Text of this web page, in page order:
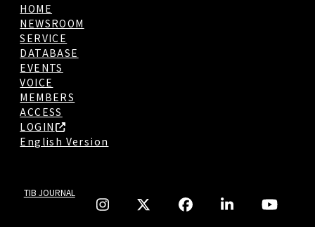
HOME
NEWSROOM
SERVICE
DATABASE
EVENTS
VOICE
MEMBERS
ACCESS
LOGIN
English Version
TIB JOURNAL